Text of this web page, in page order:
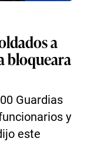
a
bloqueara
Guardias
y
este